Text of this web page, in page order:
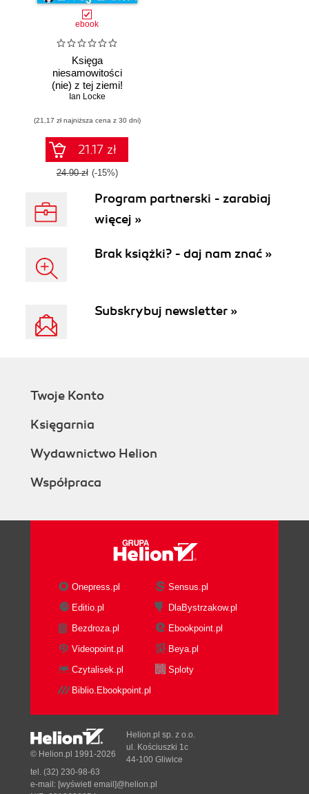
ebook
Księga
niesamowitości
(nie) z tej ziemi!
Księga faktów
niezwykłych
Ian Locke
(21,17 zł najniższa cena z 30 dni)
21.17 zł
24.90 zł (-15%)
Program partnerski - zarabiaj
więcej »
Brak książki? - daj nam znać »
Subskrybuj newsletter »
Twoje Konto
Księgarnia
Wydawnictwo Helion
Współpraca
Onepress.pl
Sensus.pl
Editio.pl
DlaBystrzakow.pl
Bezdroza.pl
Ebookpoint.pl
Videopoint.pl
Beya.pl
Czytalisek.pl
Sploty
Biblio.Ebookpoint.pl
© Helion.pl 1991-2026
Helion.pl sp. z o.o.
ul. Kościuszki 1c
44-100 Gliwice
tel. (32) 230-98-63
e-mail: [wyświetl email]@helion.pl